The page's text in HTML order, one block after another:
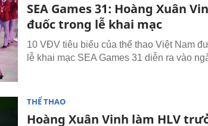
SEA Games 31: Hoàng Xuân
đuốc trong lễ khai mạc
10 VĐV tiêu biểu của thể thao Việt Nam
lễ khai mạc SEA Games 31 diễn ra vào
THỂ THAO
Hoàng Xuân Vinh làm HLV